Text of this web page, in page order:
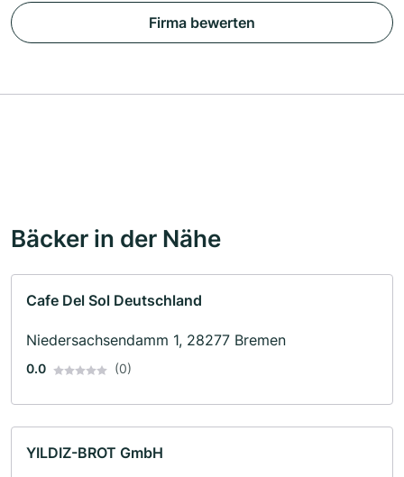
Firma bewerten
Bäcker in der Nähe
Cafe Del Sol Deutschland
Niedersachsendamm 1, 28277 Bremen
0.0 (0)
YILDIZ-BROT GmbH